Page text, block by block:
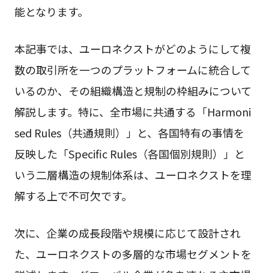
能となります。
本記事では、ユーロネクストがどのようにして複
数の取引所を一つのプラットフォームに統合して
いるのか、その組織構造と規制の枠組みについて
解説します。特に、全市場に共通する「Harmoni
sed Rules（共通規則）」と、各国特有の事情を
反映した「Specific Rules（各国個別規則）」と
いう二層構造の規制体系は、ユーロネクストを理
解する上で不可欠です。
次に、企業の成長段階や規模に応じて設計され
た、ユーロネクストの多層的な市場セグメントを